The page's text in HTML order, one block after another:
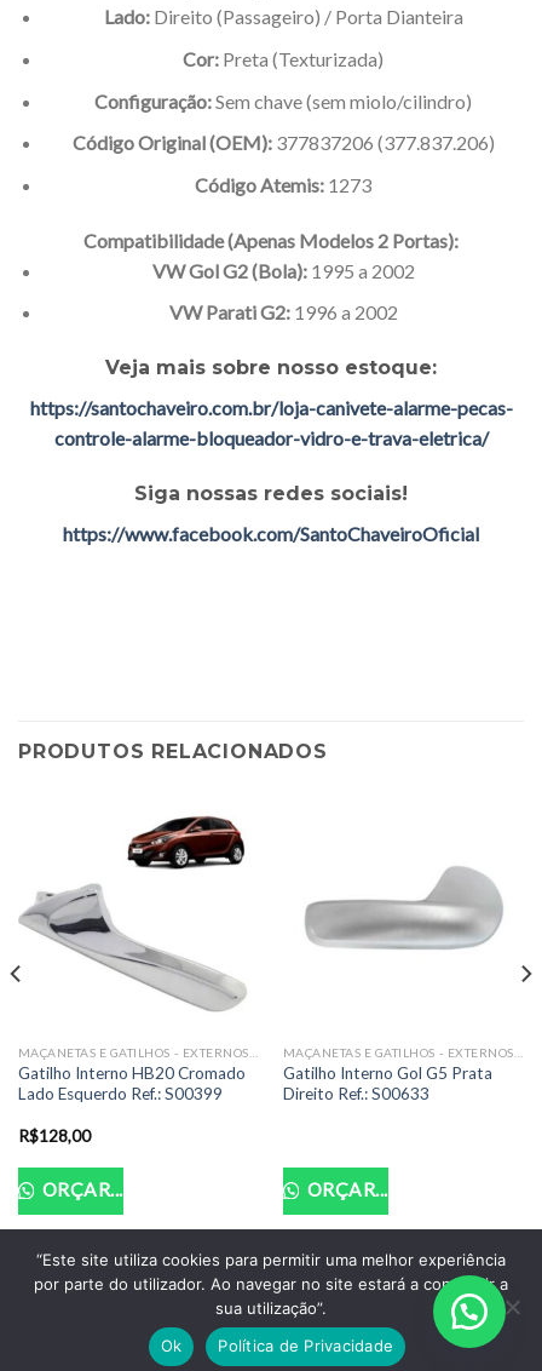
Lado:Direito (Passageiro) / Porta Dianteira
Cor: Preta (Texturizada)
Configuração:Sem chave (sem miolo/cilindro)
Código Original (OEM):377837206 (377.837.206)
Código Atemis: 1273
Compatibilidade (Apenas Modelos 2 Portas):
VW Gol G2 (Bola):1995 a 2002
VW Parati G2:1996 a 2002
Veja mais sobre nosso estoque:
https://santochaveiro.com.br/loja-canivete-alarme-pecas-
controle-alarme-bloqueador-vidro-e-trava-eletrica/
Siga nossas redes sociais!
https://www.facebook.com/SantoChaveiroOficial
PRODUTOS RELACIONADOS
Gatilho Interno HB20 Cromado
Lado Esquerdo Ref.: S00399
R$128,00
ORÇAR...
Gatilho Interno Gol G5 Prata
Direito Ref.: S00633
ORÇAR...
POLITICA DE PRIVACIDADE TERMOS DE USO
Copyright 2026 ©
Santo Auto Vidros e Chaveiro - CNPJ:
18.011.218/0001-07
“Este site utiliza cookies para permitir uma melhor experiência
por parte do utilizador. Ao navegar no site estará a consentir a
sua utilização”.
Ok
Política de Privacidade